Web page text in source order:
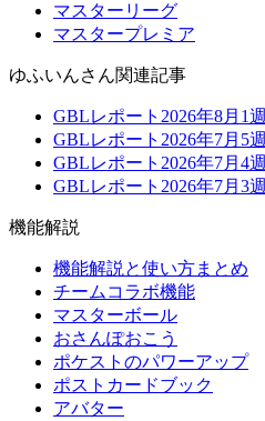
マスターリーグ
マスタープレミア
ゆふいんさん関連記事
GBLレポート2026年8月1週
GBLレポート2026年7月5週
GBLレポート2026年7月4週
GBLレポート2026年7月3週
機能解説
機能解説と使い方まとめ
チームコラボ機能
マスターボール
おさんぽおこう
ポケストのパワーアップ
ポストカードブック
アバター